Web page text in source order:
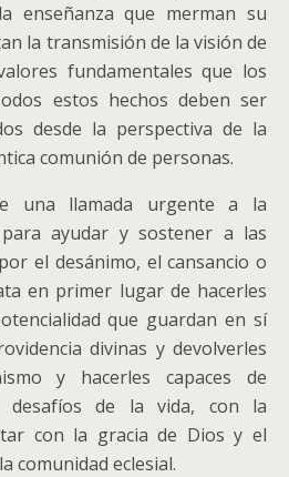
enseñanza que merman su
la transmisión de la visión de
fundamentales que los
estos hechos deben ser
desde la perspectiva de la
comunión de personas.
una llamada urgente a la
ayudar y sostener a las
el desánimo, el cansancio o
en primer lugar de hacerles
que guardan en sí
divinas y devolverles
y hacerles capaces de
desafíos de la vida, con la
con la gracia de Dios y el
comunidad eclesial.